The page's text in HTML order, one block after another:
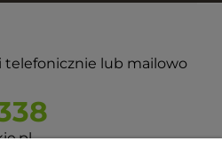
telefonicznie lub mailowo